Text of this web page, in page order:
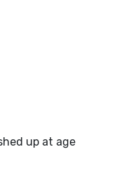
up at age